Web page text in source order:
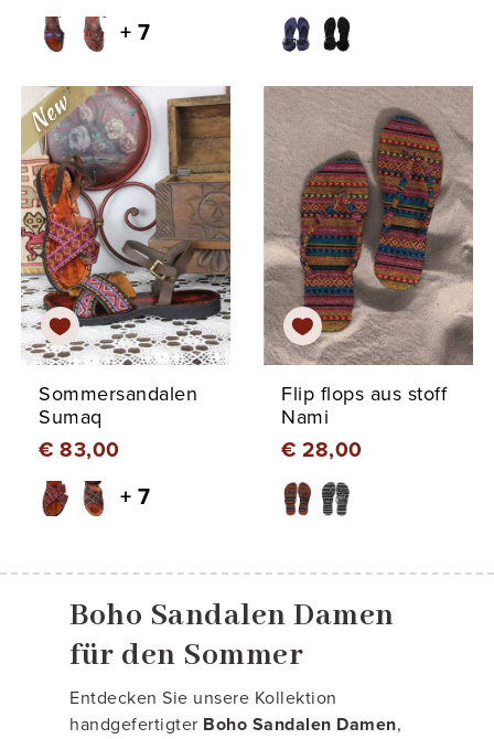
+ 7
Sommersandalen
Sumaq
€ 83,00
+ 7
Flip flops aus stoff
Nami
€ 28,00
Boho Sandalen Damen
für den Sommer
Entdecken Sie unsere Kollektion
handgefertigter Boho Sandalen Damen,